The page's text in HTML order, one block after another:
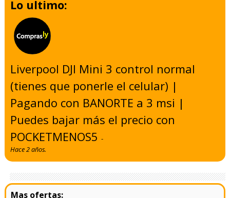
Lo ultimo:
Liverpool DJI Mini 3 control normal
(tienes que ponerle el celular) |
Pagando con BANORTE a 3 msi |
Puedes bajar más el precio con
POCKETMENOS5-
Hace 2 años.